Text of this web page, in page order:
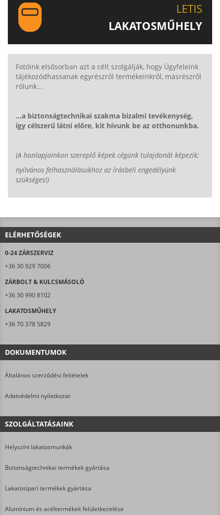
LETIS
LAKATOSMŰHELY
Fotóink elsősorban azt a célt szolgálják, hogy Ügyfeleink
tájékozódhassanak egyrészről termékeinkről, másrészről
rólunk...
...a biztonságtechnikai szakma bizalmi tevékenység,
így célszerű látni előre, kit hívunk be az otthonunkba.
(A honlapjainkon szereplő képek cégünk tulajdonát képezik;
nyilvános felhasználásukhoz az írásbeli engedélyünk
szükséges!)
ELÉRHETŐSÉGEK
0-24 ZÁRSZERVIZ
+36 30 929 7006
ZÁRBOLT & KULCSMÁSOLÓ
+36 30 990 8102
LAKATOSMŰHELY
+36 70 378 5829
DOKUMENTUMOK
Általános szerződési feltételek
Adatvédelmi nyilatkozat
SZOLGÁLTATÁSAINK
Helyszíni lakatosmunkák
Biztonságtechnikai termékek gyártása
Lakatosipari termékek gyártása
Alumínium és acéltermékek felületkezelése